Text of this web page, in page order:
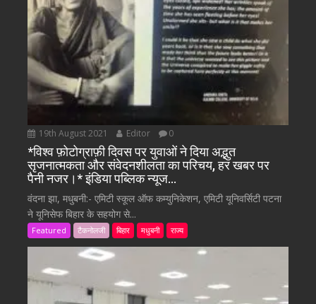
19th August 2021 Editor 0
*विश्व फ़ोटोग्राफ़ी दिवस पर युवाओं ने दिया अद्भुत
सृजनात्मकता और संवेदनशीलता का परिचय, हर खबर पर
पैनी नजर।* इंडिया पब्लिक न्यूज…
वंदना झा, मधुबनी:- एमिटी स्कूल ऑफ कम्युनिकेशन, एमिटी यूनिवर्सिटी पटना
ने यूनिसेफ बिहार के सहयोग से...
Featured टैकनोलजी बिहार मधुबनी राज्य